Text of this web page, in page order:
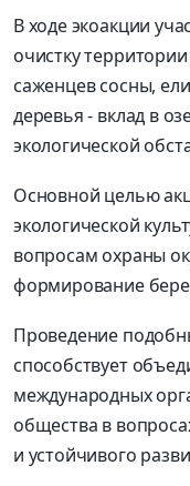
В ходе экоакции
очистку
саженцев сосны,
деревья - вклад в
экологической
Основной целью
экологической
вопросам охраны
формирование
Проведение
способствует
международных
общества в
и устойчивого